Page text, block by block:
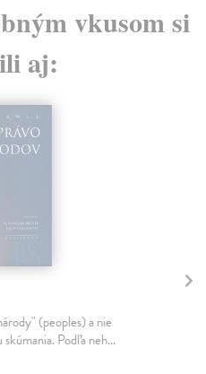
vkusom si
aj:
(peoples) a nie
Podľa neh...